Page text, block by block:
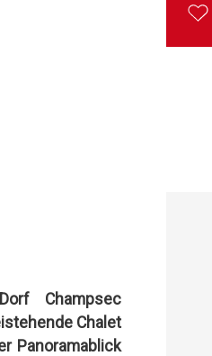
Champsec
Chalet
Panoramablick